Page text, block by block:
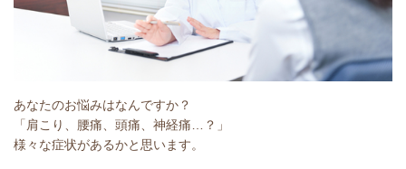
あなたのお悩みはなんですか？
「肩こり、腰痛、頭痛、神経痛…？」
様々な症状があるかと思います。